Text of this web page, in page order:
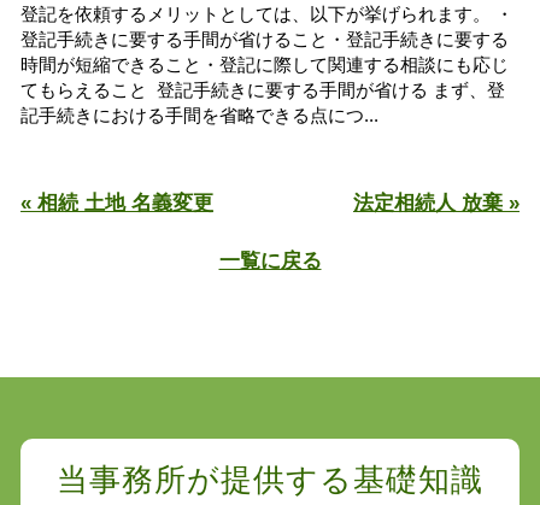
登記を依頼するメリットとしては、以下が挙げられます。 ・
登記手続きに要する手間が省けること・登記手続きに要する
時間が短縮できること・登記に際して関連する相談にも応じ
てもらえること 登記手続きに要する手間が省ける まず、登
記手続きにおける手間を省略できる点につ...
« 相続 土地 名義変更 法定相続人 放棄 »
一覧に戻る
当事務所が提供する基礎知識